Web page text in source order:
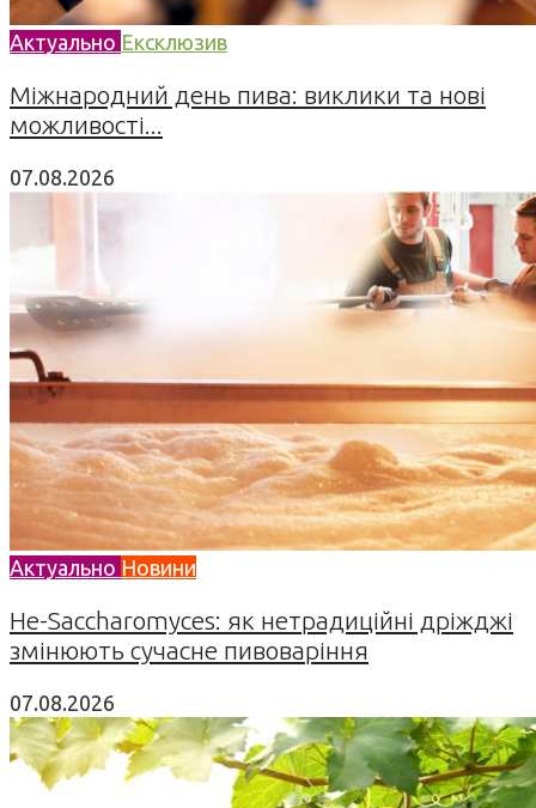
Актуально Ексклюзив
Міжнародний день пива: виклики та нові
можливості...
07.08.2026
Актуально Новини
Не-Saccharomyces: як нетрадиційні дріжджі
змінюють сучасне пивоваріння
07.08.2026